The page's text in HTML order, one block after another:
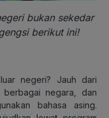
bukan sekedar
berikut ini!
negeri? Jauh dari
negara, dan
bahasa asing.